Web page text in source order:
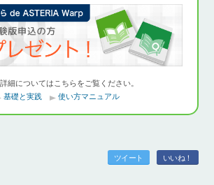
細についてはこちらをご覧ください。
基礎と実践
使い方マニュアル
ツイート いいね！